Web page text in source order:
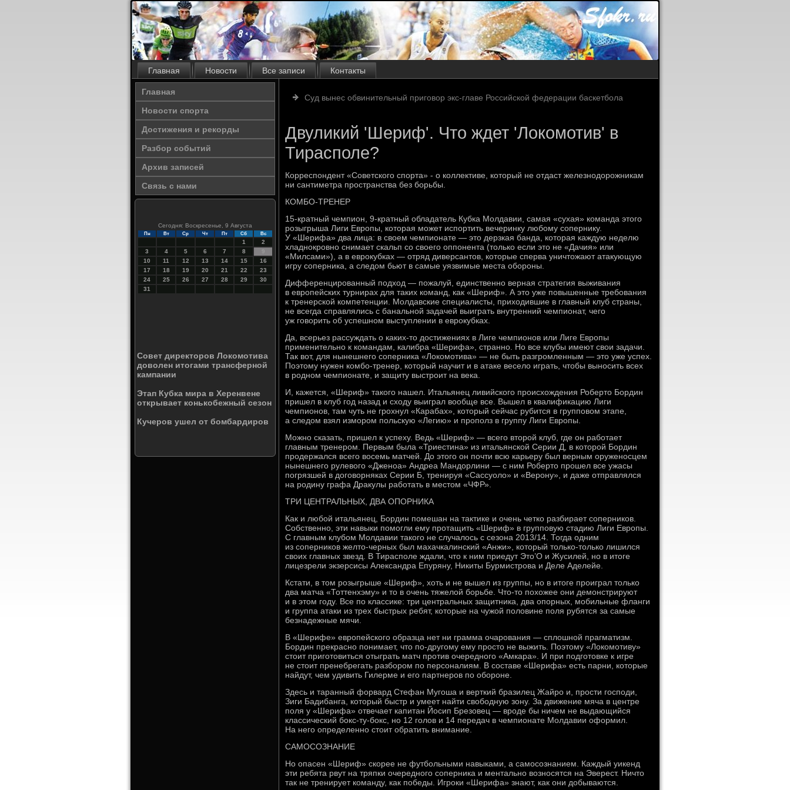
Главная Новости Все записи Контакты
Главная
Новости спорта
Достижения и рекорды
Разбор событий
Архив записей
Связь с нами
Сегодня: Воскресенье, 9 Августа
Пн Вт Ср Чт Пт Сб Вс
1
2
3
4 5 6 7 8
9
10
11 12 13 14 15
16
17
18 19 20 21 22
23
24
25 26 27 28 29
30
31
Совет директоров Локомотива
доволен итогами трансферной
кампании
Этап Кубка мира в Херенвене
открывает конькобежный сезон
Кучеров ушел от бомбардиров
Суд вынес обвинительный приговор экс-главе Российской федерации баскетбола
Двуликий 'Шериф'. Что ждет 'Локомотив' в
Тирасполе?
Корреспондент «Советского спорта» - о коллективе, который не отдаст железнодорожникам
ни сантиметра пространства без борьбы.
КОМБО-ТРЕНЕР
15-кратный чемпион, 9-кратный обладатель Кубка Молдавии, самая «сухая» команда этого
розыгрыша Лиги Европы, которая может испортить вечеринку любому сопернику.
У «Шерифа» два лица: в своем чемпионате — это дерзкая банда, которая каждую неделю
хладнокровно снимает скальп со своего оппонента (только если это не «Дачия» или
«Милсами»), а в еврокубках — отряд диверсантов, которые сперва уничтожают атакующую
игру соперника, а следом бьют в самые уязвимые места обороны.
Дифференцированный подход — пожалуй, единственно верная стратегия выживания
в европейских турнирах для таких команд, как «Шериф». А это уже повышенные требования
к тренерской компетенции. Молдавские специалисты, приходившие в главный клуб страны,
не всегда справлялись с банальной задачей выиграть внутренний чемпионат, чего
уж говорить об успешном выступлении в еврокубках.
Да, всерьез рассуждать о каких-то достижениях в Лиге чемпионов или Лиге Европы
применительно к командам, калибра «Шерифа», странно. Но все клубы имеют свои задачи.
Так вот, для нынешнего соперника «Локомотива» — не быть разгромленным — это уже успех.
Поэтому нужен комбо-тренер, который научит и в атаке весело играть, чтобы выносить всех
в родном чемпионате, и защиту выстроит на века.
И, кажется, «Шериф» такого нашел. Итальянец ливийского происхождения Роберто Бордин
пришел в клуб год назад и сходу выиграл вообще все. Вышел в квалификацию Лиги
чемпионов, там чуть не грохнул «Карабах», который сейчас рубится в групповом этапе,
а следом взял измором польскую «Легию» и прополз в группу Лиги Европы.
Можно сказать, пришел к успеху. Ведь «Шериф» — всего второй клуб, где он работает
главным тренером. Первым была «Триестина» из итальянской Серии Д, в которой Бордин
продержался всего восемь матчей. До этого он почти всю карьеру был верным оруженосцем
нынешнего рулевого «Дженоа» Андреа Мандорлини — с ним Роберто прошел все ужасы
погрязшей в договорняках Серии Б, тренируя «Сассуоло» и «Верону», и даже отправлялся
на родину графа Дракулы работать в местом «ЧФР».
ТРИ ЦЕНТРАЛЬНЫХ, ДВА ОПОРНИКА
Как и любой итальянец, Бордин помешан на тактике и очень четко разбирает соперников.
Собственно, эти навыки помогли ему протащить «Шериф» в групповую стадию Лиги Европы.
С главным клубом Молдавии такого не случалось с сезона 2013/14. Тогда одним
из соперников желто-черных был махачкалинский «Анжи», который только-только лишился
своих главных звезд. В Тирасполе ждали, что к ним приедут Это’О и Жусилей, но в итоге
лицезрели экзерсисы Александра Епуряну, Никиты Бурмистрова и Деле Аделейе.
Кстати, в том розыгрыше «Шериф», хоть и не вышел из группы, но в итоге проиграл только
два матча «Тоттенхэму» и то в очень тяжелой борьбе. Что-то похожее они демонстрируют
и в этом году. Все по классике: три центральных защитника, два опорных, мобильные фланги
и группа атаки из трех быстрых ребят, которые на чужой половине поля рубятся за самые
безнадежные мячи.
В «Шерифе» европейского образца нет ни грамма очарования — сплошной прагматизм.
Бордин прекрасно понимает, что по-другому ему просто не выжить. Поэтому «Локомотиву»
стоит приготовиться отыграть матч против очередного «Амкара». И при подготовке к игре
не стоит пренебрегать разбором по персоналиям. В составе «Шерифа» есть парни, которые
найдут, чем удивить Гилерме и его партнеров по обороне.
Здесь и таранный форвард Стефан Мугоша и верткий бразилец Жайро и, прости господи,
Зиги Бадибанга, который быстр и умеет найти свободную зону. За движение мяча в центре
поля у «Шерифа» отвечает капитан Йосип Брезовец — вроде бы ничем не выдающийся
классический бокс-ту-бокс, но 12 голов и 14 передач в чемпионате Молдавии оформил.
На него определенно стоит обратить внимание.
САМОСОЗНАНИЕ
Но опасен «Шериф» скорее не футбольными навыками, а самосознанием. Каждый уикенд
эти ребята рвут на тряпки очередного соперника и ментально возносятся на Эверест. Ничто
так не тренирует команду, как победы. Игроки «Шерифа» знают, как они добываются.